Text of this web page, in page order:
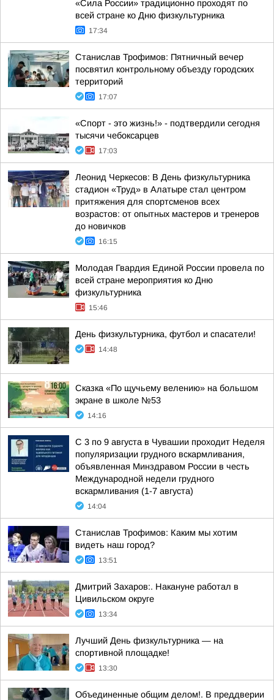
«Сила России» традиционно проходят по
всей стране ко Дню физкультурника
17:34
Станислав Трофимов: Пятничный вечер
посвятил контрольному объезду городских
территорий
17:07
«Спорт - это жизнь!» - подтвердили сегодня
тысячи чебоксарцев
17:03
Леонид Черкесов: В День физкультурника
стадион «Труд» в Алатыре стал центром
притяжения для спортсменов всех
возрастов: от опытных мастеров и тренеров
до новичков
16:15
Молодая Гвардия Единой России провела по
всей стране мероприятия ко Дню
физкультурника
15:46
День физкультурника, футбол и спасатели!
14:48
Сказка «По щучьему велению» на большом
экране в школе №53
14:16
С 3 по 9 августа в Чувашии проходит Неделя
популяризации грудного вскармливания,
объявленная Минздравом России в честь
Международной недели грудного
вскармливания (1-7 августа)
14:04
Станислав Трофимов: Каким мы хотим
видеть наш город?
13:51
Дмитрий Захаров:. Накануне работал в
Цивильском округе
13:34
Лучший День физкультурника — на
спортивной площадке!
13:30
Объединенные общим делом!. В преддверии